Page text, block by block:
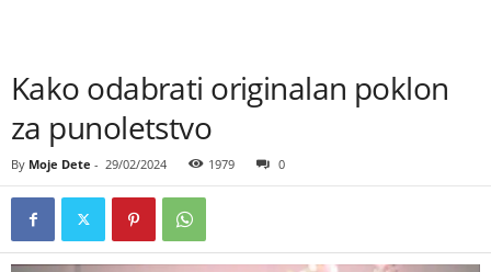
Kako odabrati originalan poklon
za punoletstvo
By Moje Dete - 29/02/2024 1979 0